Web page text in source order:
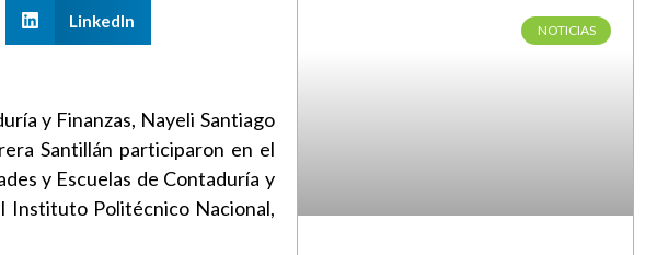
LinkedIn
y Finanzas, Nayeli Santiago
Santillán participaron en el
y Escuelas de Contaduría y
Instituto Politécnico Nacional,
NOTICIAS